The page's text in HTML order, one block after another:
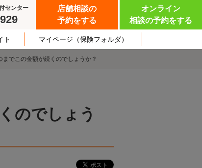
センター
店舗相談の
予約をする
オンライン
相談の予約をする
ト マイページ （保険フォルダ）
でこの金額が続くのでしょうか？
のでしょう